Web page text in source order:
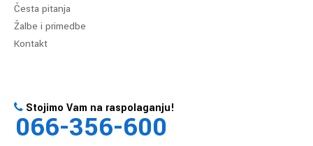
Česta pitanja
Žalbe i primedbe
Kontakt
Stojimo Vam na raspolaganju!
066-356-600